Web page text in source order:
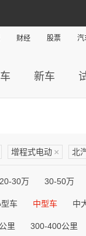
财经 股票 汽
新车
增程式电动 × 北
20-30万 30-50万
车 中型车 中
里 300-400公里